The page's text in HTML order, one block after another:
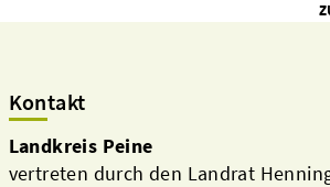
Kontakt
Landkreis Peine
vertreten durch den Landrat